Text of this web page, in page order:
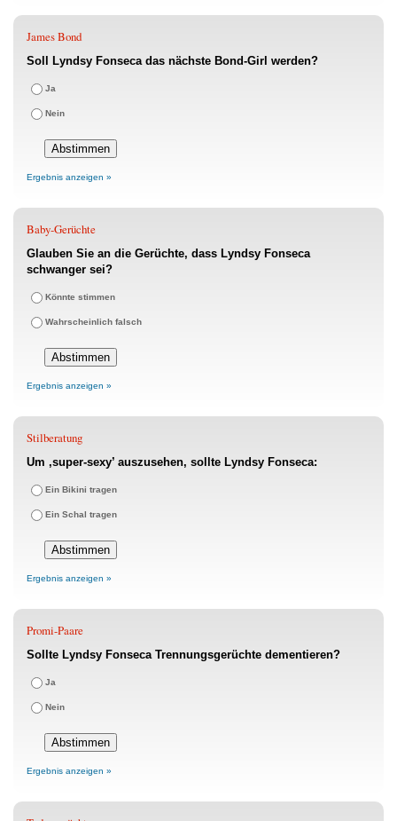
James Bond
Soll Lyndsy Fonseca das nächste Bond-Girl werden?
Ja
Nein
Ergebnis anzeigen »
Baby-Gerüchte
Glauben Sie an die Gerüchte, dass Lyndsy Fonseca
schwanger sei?
Könnte stimmen
Wahrscheinlich falsch
Ergebnis anzeigen »
Stilberatung
Um ‚super-sexy’ auszusehen, sollte Lyndsy Fonseca:
Ein Bikini tragen
Ein Schal tragen
Ergebnis anzeigen »
Promi-Paare
Sollte Lyndsy Fonseca Trennungsgerüchte dementieren?
Ja
Nein
Ergebnis anzeigen »